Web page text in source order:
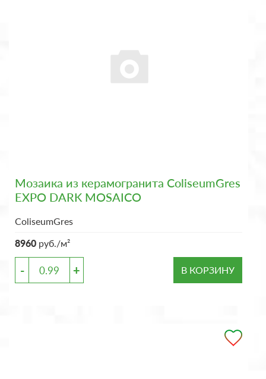
Мозаика из керамогранита ColiseumGres
EXPO DARK MOSAICO
ColiseumGres
8960 руб./м²
- + В КОРЗИНУ